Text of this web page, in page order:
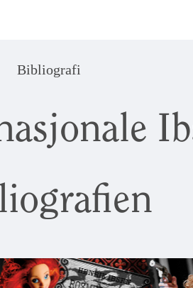
Bibliografi